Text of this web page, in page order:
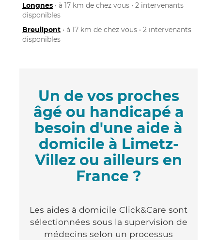
Longnes • à 17 km de chez vous • 2 intervenants
disponibles
Breuilpont • à 17 km de chez vous • 2 intervenants
disponibles
Un de vos proches
âgé ou handicapé a
besoin d'une aide à
domicile à Limetz-
Villez ou ailleurs en
France ?
Les aides à domicile Click&Care sont
sélectionnées sous la supervision de
médecins selon un processus